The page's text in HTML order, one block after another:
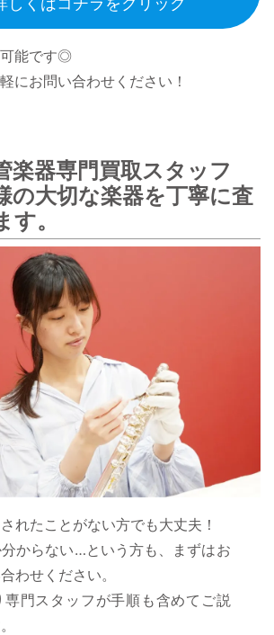
可能です◎
にお問い合わせください！
楽器専門買取スタッフ
の大切な楽器を丁寧に査
。
れたことがない方でも大丈夫！
からない…という方も、まずはお
わせください。
門スタッフが手順も含めてご説